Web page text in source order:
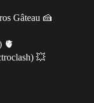
Gâteau 🍰
🫀
💥